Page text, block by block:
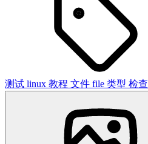
测试 linux 教程 文件 file 类型 检查